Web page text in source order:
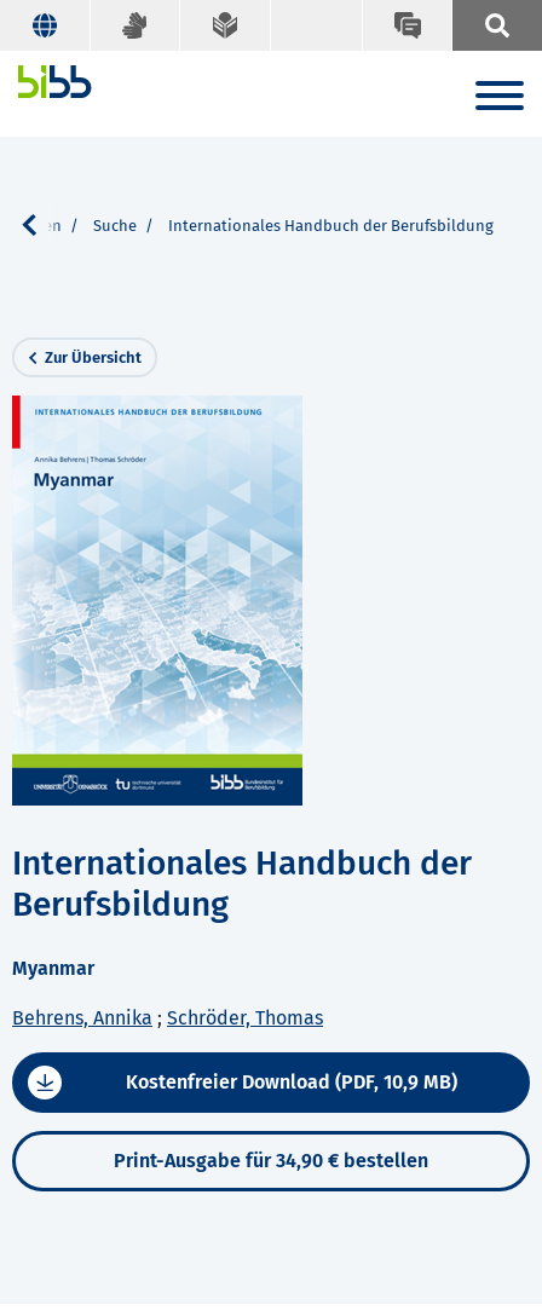
Suche Internationales Handbuch der Berufsbildung
Zur Übersicht
Internationales Handbuch der
Berufsbildung
Myanmar
Behrens, Annika ; Schröder, Thomas
Kostenfreier Download (PDF, 10,9 MB)
Print-Ausgabe für 34,90 € bestellen